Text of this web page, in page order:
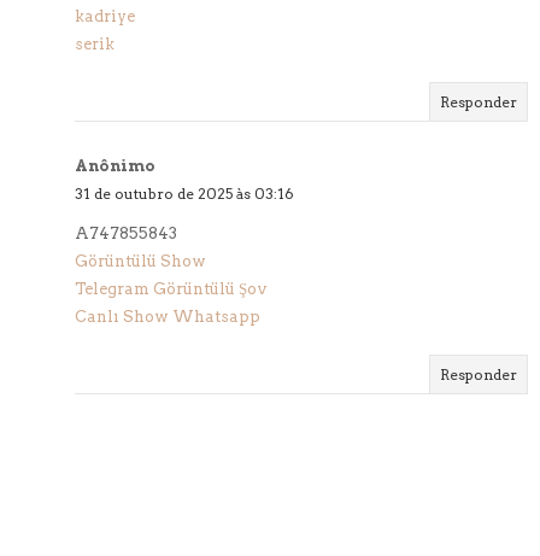
kadriye
serik
Responder
Anônimo
31 de outubro de 2025 às 03:16
A747855843
Görüntülü Show
Telegram Görüntülü Şov
Canlı Show Whatsapp
Responder